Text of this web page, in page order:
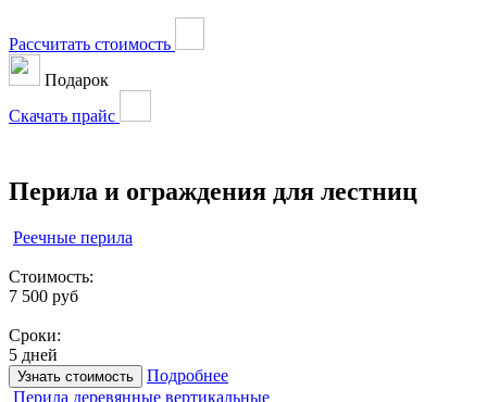
Рассчитать стоимость
Подарок
Скачать прайс
Перила и ограждения для лестниц
Реечные перила
Стоимость:
7 500 руб
Сроки:
5 дней
Узнать стоимость
Подробнее
Перила деревянные вертикальные